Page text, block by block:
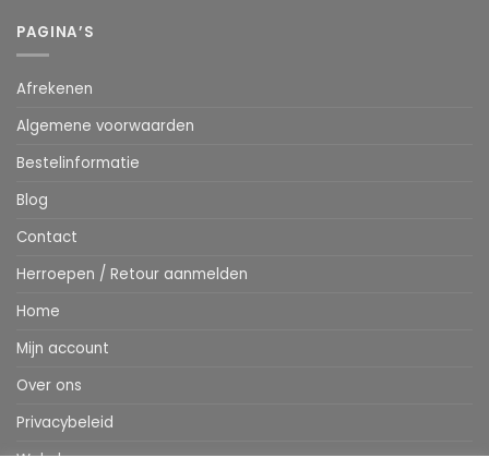
PAGINA’S
Afrekenen
Algemene voorwaarden
Bestelinformatie
Blog
Contact
Herroepen / Retour aanmelden
Home
Mijn account
Over ons
Privacybeleid
Webshop